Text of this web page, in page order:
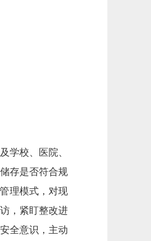
学校、医院、
存是否符合规
理模式，对现
，紧盯整改进
全意识，主动